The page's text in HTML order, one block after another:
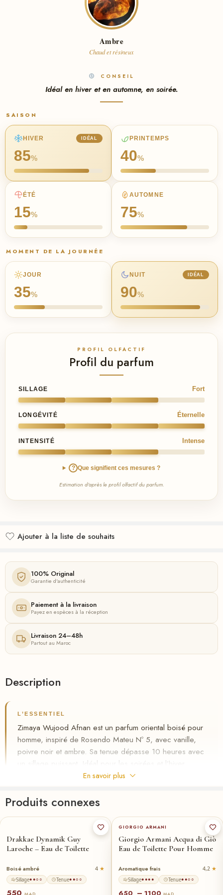
Ambre
Chaud et résineux
CONSEIL
Idéal en hiver et en automne, en soirée.
SAISON
HIVER IDÉAL
85%
PRINTEMPS
40%
ÉTÉ
15%
AUTOMNE
75%
MOMENT DE LA JOURNÉE
JOUR
35%
NUIT IDÉAL
90%
PROFIL OLFACTIF
Profil du parfum
SILLAGE Fort
LONGÉVITÉ Éternelle
INTENSITÉ Intense
? Que signifient ces mesures ?
Estimation d'après le profil olfactif du parfum.
Ajouter à la liste de souhaits
100% Original
Garantie d'authenticité
Paiement à la livraison
Payez en espèces à la réception
Livraison 24–48h
Partout au Maroc
Description
L’ESSENTIEL
Zimaya Wujood Afnan est un parfum oriental boisé pour
homme, inspiré de Rosendo Mateu Nº 5, avec vanille,
poivre noir et ambre. Sa tenue dépasse 10 heures avec
un sillage puissant. Idéal pour les soirées et l’hiver,
disponible au Maroc avec livraison gratuite et paiement à
✦Oriental boisé, vanille et ambre
✦Tenue 10h+, sillage puissant
Paiement à la livraison au Maroc
✓ Livraison gratuite partout au Maroc
✓ Échantillon gratuit à la commande
En savoir plus
Produits connexes
Drakkae Dynamik Guy
Laroche – Eau de Toilette
Boisé ambré 4
Sillage●●○○ Tenue●●○○
GIORGIO ARMANI
Giorgio Armani Acqua di Giò
Eau de Toilette Pour Homme
Aromatique frais 4,2
Sillage●●●● Tenue●●○○
–